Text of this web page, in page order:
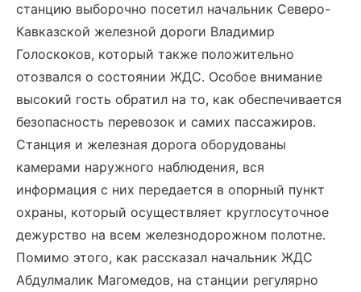
станцию выборочно посетил начальник Северо-
Кавказской железной дороги Владимир
Голоскоков, который также положительно
отозвался о состоянии ЖДС. Особое внимание
высокий гость обратил на то, как обеспечивается
безопасность перевозок и самих пассажиров.
Станция и железная дорога оборудованы
камерами наружного наблюдения, вся
информация с них передается в опорный пункт
охраны, который осуществляет круглосуточное
дежурство на всем железнодорожном полотне.
Помимо этого, как рассказал начальник ЖДС
Абдулмалик Магомедов, на станции регулярно